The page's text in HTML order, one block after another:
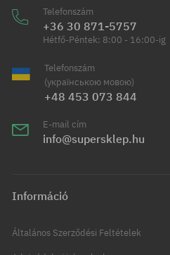
Telefonszám
+36 30 871-5757
Hétfő-Péntek: 8:00 - 16:00-ig
Telefonszám
(українською мовою)
+48 453 073 844
E-mail cím
info@supersklep.hu
Információ
Általános Szerződési Feltételek